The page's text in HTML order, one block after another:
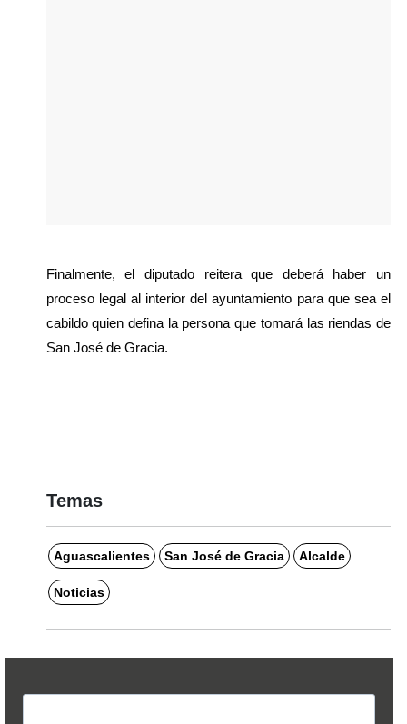
Finalmente, el diputado reitera que deberá haber un
proceso legal al interior del ayuntamiento para que sea el
cabildo quien defina la persona que tomará las riendas de
San José de Gracia.
Temas
Aguascalientes San José de Gracia Alcalde
Noticias